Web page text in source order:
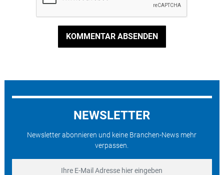
KOMMENTAR ABSENDEN
NEWSLETTER
Newsletter abonnieren und keine Branchen-News mehr
verpassen.